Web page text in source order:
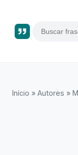
Início » Autores »